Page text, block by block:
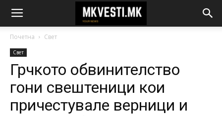
Почетна Свет
Свет
Грчкото обвинителство
гони свештеници кои
причестувале верници и